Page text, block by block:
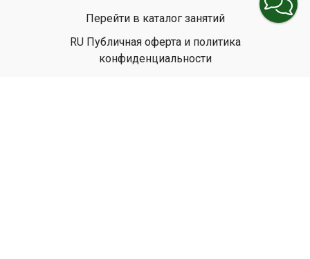
Перейти в каталог занятий
RU Публичная оферта и политика
конфиденциальности